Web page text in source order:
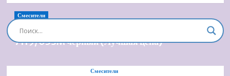
Смесители
Душевая система встроенная Timo Briana SX-
7119/03SM черный (Лучшая цена)
Смесители